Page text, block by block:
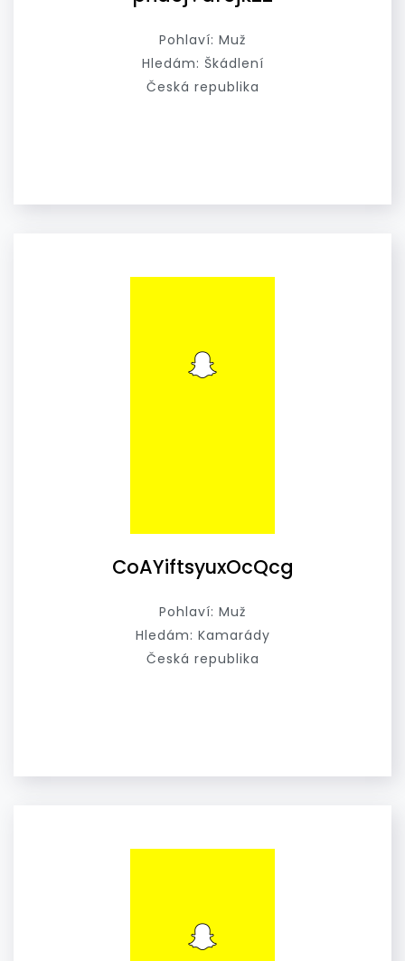
Pohlaví: Muž
Hledám: Škádlení
Česká republika
CoAYiftsyuxOcQcg
Pohlaví: Muž
Hledám: Kamarády
Česká republika